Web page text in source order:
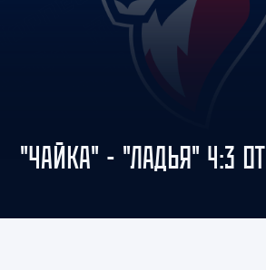
"ЧАЙКА" - "ЛАДЬЯ" 4:3 ОТ